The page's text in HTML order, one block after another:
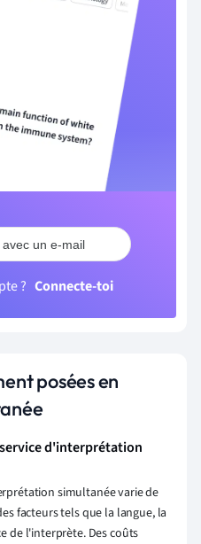
un e-mail
? Connecte-toi
posées en
d'interprétation
simultanée varie de
facteurs tels que la langue, la
de l'interprète. Des coûts